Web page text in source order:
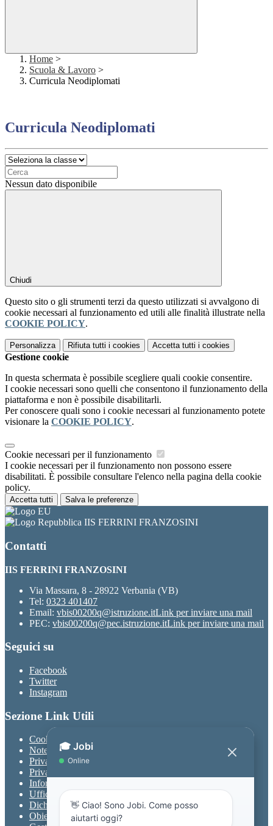
Home >
Scuola & Lavoro >
Curricula Neodiplomati
Curricula Neodiplomati
Nessun dato disponibile
Chiudi
Questo sito o gli strumenti terzi da questo utilizzati si avvalgono di
cookie necessari al funzionamento ed utili alle finalità illustrate nella
COOKIE POLICY.
Personalizza Rifiuta tutti i cookies Accetta tutti i cookies
Gestione cookie
In questa schermata è possibile scegliere quali cookie consentire.
I cookie necessari sono quelli che consentono il funzionamento della
piattaforma e non è possibile disabilitarli.
Per conoscere quali sono i cookie necessari al funzionamento potete
visionare la COOKIE POLICY.
Cookie necessari per il funzionamento
I cookie necessari per il funzionamento non possono essere
disabilitati. È possibile consultare l'elenco nella pagina della cookie
policy.
Accetta tutti Salva le preferenze
IIS FERRINI FRANZOSINI
Contatti
IIS FERRINI FRANZOSINI
Via Massara, 8 - 28922 Verbania (VB)
Tel: 0323 401407
Email: vbis00200q@istruzione.itLink per inviare una mail
PEC: vbis00200q@pec.istruzione.itLink per inviare una mail
Seguici su
Facebook
Twitter
Instagram
Sezione Link Utili
Cookie policy
Note legali
Privacy
Privacy Policy
Informativa Privacy chatbot Jobi
Ufficio Relazioni con il Pubblico
Dichiarazione di accessibilità
Obiettivi di accessibilità